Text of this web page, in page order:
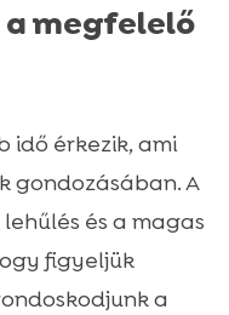
megfelelő
idő érkezik, ami
gondozásában. A
és a magas
figyeljük
a